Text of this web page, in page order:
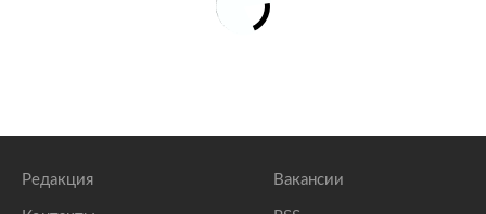
Редакция Вакансии